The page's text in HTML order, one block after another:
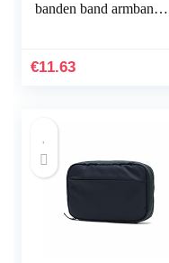
banden band armband
accessoires groot
€11.63